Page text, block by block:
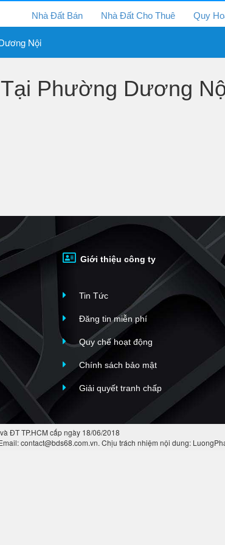
Nhà Đất Bán Nhà Đất Cho Thuê Quy
Nội
Phường Dương
Giới thiệu công ty
Tin Tức
Đăng tin miễn phí
Quy chế hoạt động
Chính sách bảo mật
Giải quyết tranh chấp
ĐT TP.HCM cấp ngày 18/06/2018
contact@bds68.com.vn. Chịu trách nhiệm nội dung: